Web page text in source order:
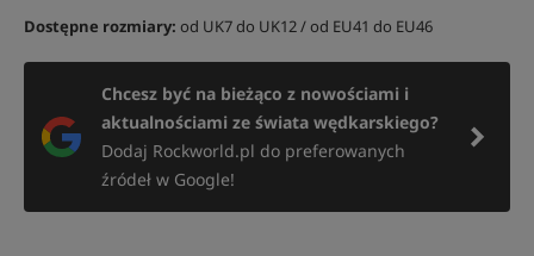
Dostępne rozmiary: od UK7 do UK12 / od EU41 do EU46
Chcesz być na bieżąco z nowościami i
aktualnościami ze świata wędkarskiego?
Dodaj Rockworld.pl do preferowanych
źródeł w Google!